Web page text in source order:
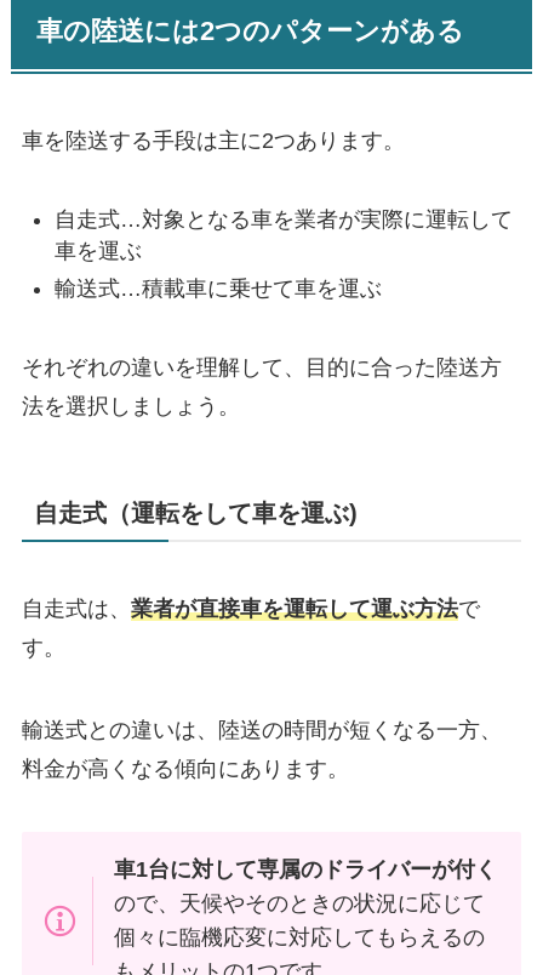
車の陸送には2つのパターンがある
車を陸送する手段は主に2つあります。
自走式…対象となる車を業者が実際に運転して
車を運ぶ
輸送式…積載車に乗せて車を運ぶ
それぞれの違いを理解して、目的に合った陸送方
法を選択しましょう。
自走式（運転をして車を運ぶ)
自走式は、 業者が直接車を運転して運ぶ方法で
す。
輸送式との違いは、陸送の時間が短くなる一方、
料金が高くなる傾向にあります。
車1台に対して専属のドライバーが付く
ので、天候やそのときの状況に応じて
個々に臨機応変に対応してもらえるの